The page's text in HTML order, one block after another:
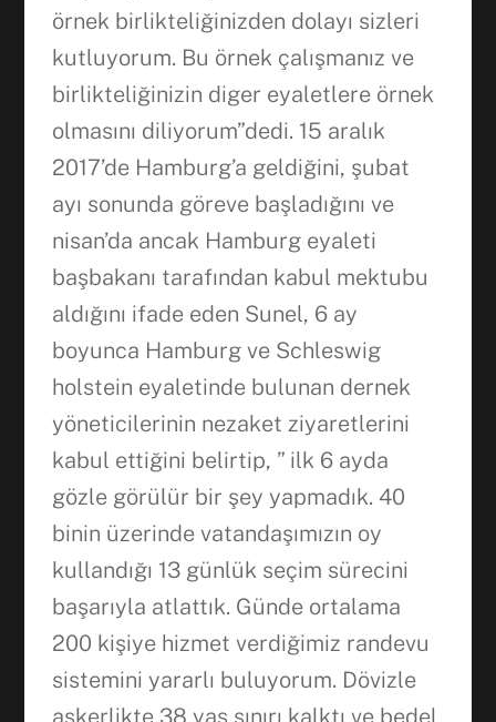
örnek birlikteliğinizden dolayı sizleri
kutluyorum. Bu örnek çalışmanız ve
birlikteliğinizin diger eyaletlere örnek
olmasını diliyorum”dedi. 15 aralık
2017’de Hamburg’a geldiğini, şubat
ayı sonunda göreve başladığını ve
nisan’da ancak Hamburg eyaleti
başbakanı tarafından kabul mektubu
aldığını ifade eden Sunel, 6 ay
boyunca Hamburg ve Schleswig
holstein eyaletinde bulunan dernek
yöneticilerinin nezaket ziyaretlerini
kabul ettiğini belirtip, ” ilk 6 ayda
gözle görülür bir şey yapmadık. 40
binin üzerinde vatandaşımızın oy
kullandığı 13 günlük seçim sürecini
başarıyla atlattık. Günde ortalama
200 kişiye hizmet verdiğimiz randevu
sistemini yararlı buluyorum. Dövizle